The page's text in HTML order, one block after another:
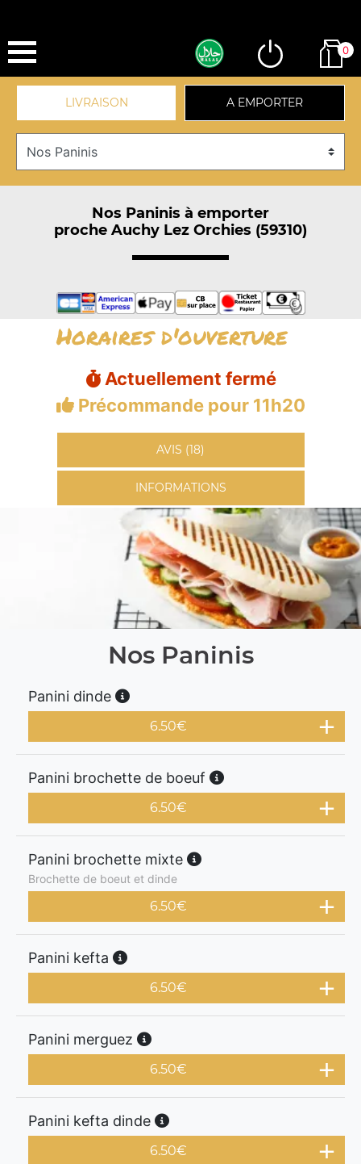
0
LIVRAISON A EMPORTER
Nos Paninis à emporter
proche Auchy Lez Orchies (59310)
Horaires d'ouverture
Actuellement fermé
Précommande pour 11h20
AVIS (18)
INFORMATIONS
Nos Paninis
Panini dinde
6.50€
Panini brochette de boeuf
6.50€
Panini brochette mixte
Brochette de boeut et dinde
6.50€
Panini kefta
6.50€
Panini merguez
6.50€
Panini kefta dinde
6.50€